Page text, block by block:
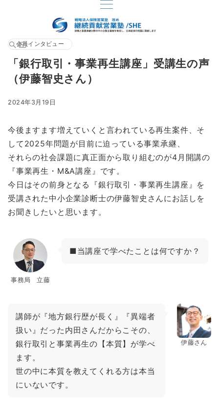
会員インタビュー
「銀行取引・事業再生講座」受講生の声
（伊藤智史さん）
2024年3月19日
今後ますます増えていくと言われている再生案件、そ
して2025年問題が目前に迫っている事業承継、
それらの社会課題に真正面から取り組むのが4月開講の
『事業再生・M&A講座』です。
今日はその前身となる『銀行取引・事業再生講座』を
受講された中小企業診断士の伊藤智史さんにお話しを
お聞きしたいと思います。
事務局 立藤
■当講座で学べたことは何ですか？
伊藤さん
講師が『地方銀行歴が長く』『異端者
扱い』だった内田さんだからこその、
銀行取引と事業再生の【本質】が学べ
ます。
世の中に本質を教えてくれる方は本当
にいないです。